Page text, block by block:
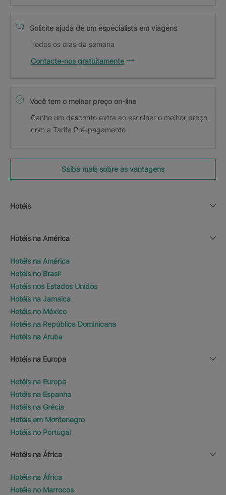
Solicite ajuda de um especialista em viagens
Todos os dias da semana
Contacte-nos gratuitamente
Você tem o melhor preço on-line
Ganhe um desconto extra ao escolher o melhor preço
com a Tarifa Pré-pagamento
Saiba mais sobre as vantagens
Hotéis
Hotéis na América
Hotéis na América
Hotéis no Brasil
Hotéis nos Estados Unidos
Hotéis na Jamaica
Hotéis no México
Hotéis na República Dominicana
Hotéis na Aruba
Hotéis na Europa
Hotéis na Europa
Hotéis na Espanha
Hotéis na Grécia
Hotéis em Montenegro
Hotéis no Portugal
Hotéis na África
Hotéis na África
Hotéis no Marrocos